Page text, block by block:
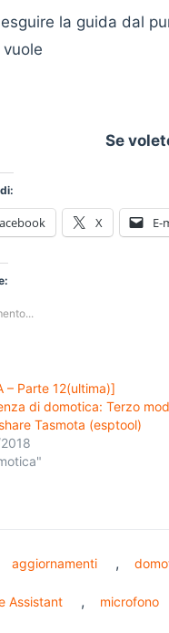
la guida dal
vuole
Se
X E-
– Parte 12(ultima)]
di domotica: Terzo
Tasmota (esptool)
aggiornamenti ,
Assistant , microfono